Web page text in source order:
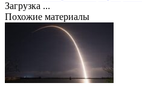
Загрузка ...
Похожие материалы